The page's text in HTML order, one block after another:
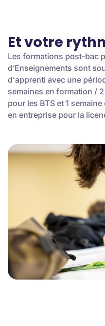
Et votre
Les formations post-bac
d’Enseignements sont
d'apprenti avec une
semaines en formation /
pour les BTS et 1
en entreprise pour la